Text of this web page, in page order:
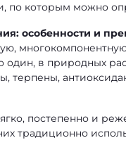
которым можно
особенности и
многокомпонентную
в природных
терпены,
постепенно и
традиционно